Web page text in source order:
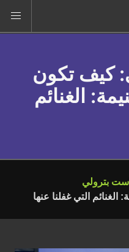
: كيف تكون
الغنائم
بترولي
التي غفلنا عنها